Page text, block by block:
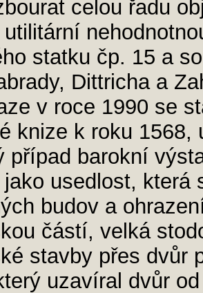
celou řadu
statku čp. 15 a
Dittricha a
v roce 1990 se
knize k roku 1568,
případ barokní
usedlost, která
budov a
částí, velká
stavby přes dvůr
uzavíral dvůr